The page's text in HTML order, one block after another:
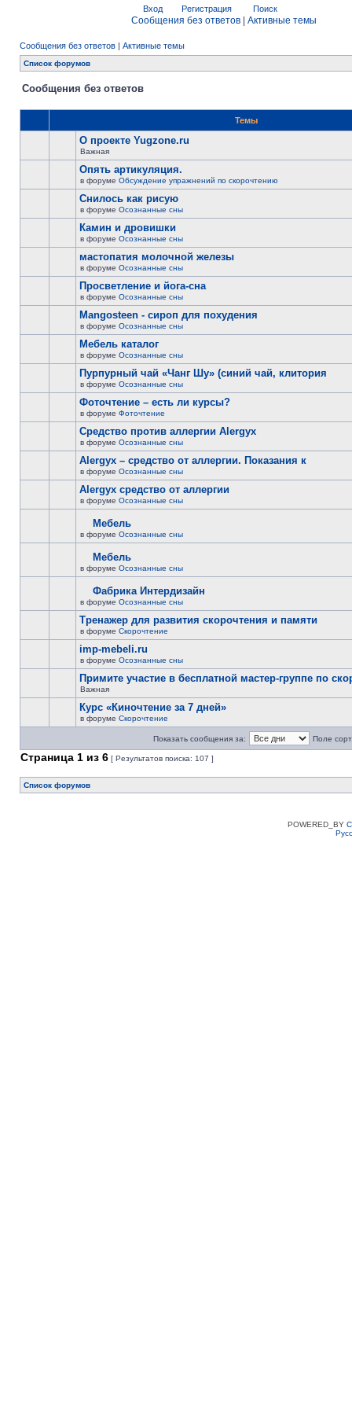
Вход Регистрация Поиск
Сообщения без ответов Активные темы
Сообщения без ответов | Активные темы
Список форумов
Сообщения без ответов
Темы
О проекте Yugzone.ru
Важная
Опять артикуляция.
в форуме Обсуждение упражнений по скорочтению
Снилось как рисую
в форуме Осознанные сны
Камин и дровишки
в форуме Осознанные сны
мастопатия молочной железы
в форуме Осознанные сны
Просветление и йога-сна
в форуме Осознанные сны
Mangosteen - сироп для похудения
в форуме Осознанные сны
Мебель каталог
в форуме Осознанные сны
Пурпурный чай «Чанг Шу» (синий чай, клитория
в форуме Осознанные сны
Фоточтение – есть ли курсы?
в форуме Фоточтение
Cредство против аллергии Alergyx
в форуме Осознанные сны
Alergyx – средство от аллергии. Показания к
в форуме Осознанные сны
Alergyx средство от аллергии
в форуме Осознанные сны
Мебель
в форуме Осознанные сны
Мебель
в форуме Осознанные сны
Фабрика Интердизайн
в форуме Осознанные сны
Тренажер для развития скорочтения и памяти
в форуме Скорочтение
imp-mebeli.ru
в форуме Осознанные сны
Примите участие в бесплатной мастер-группе по
Важная
Курс «Киночтение за 7 дней»
в форуме Скорочтение
Показать сообщения за: Поле
Страница 1 из 6 [ Результатов поиска: 107 ]
Список форумов
POWERED_BY